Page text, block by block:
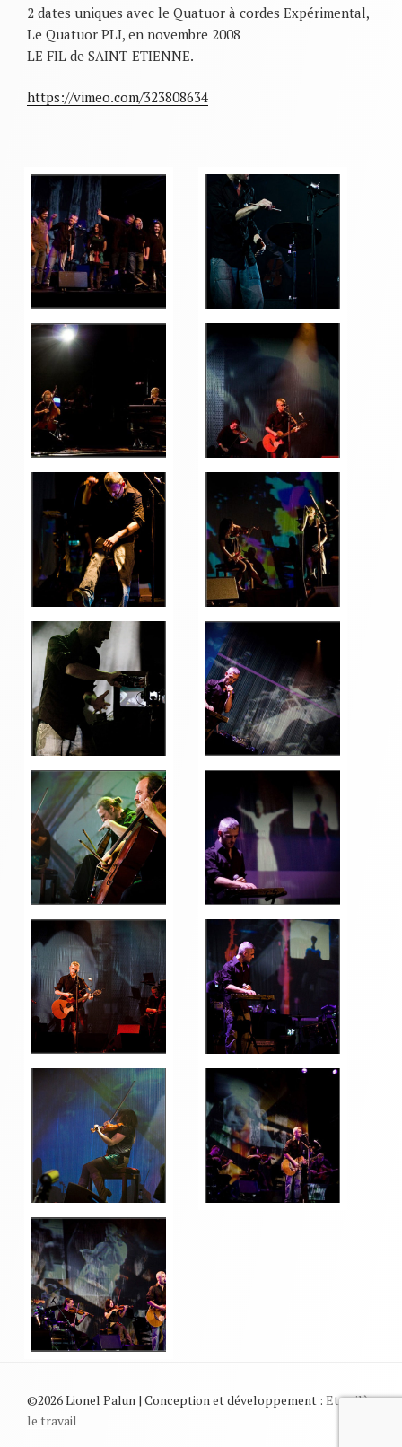
2 dates uniques avec le Quatuor à cordes Expérimental,
Le Quatuor PLI, en novembre 2008
LE FIL de SAINT-ETIENNE.
https://vimeo.com/323808634
©2026 Lionel Palun | Conception et développement : Et voilà
le travail